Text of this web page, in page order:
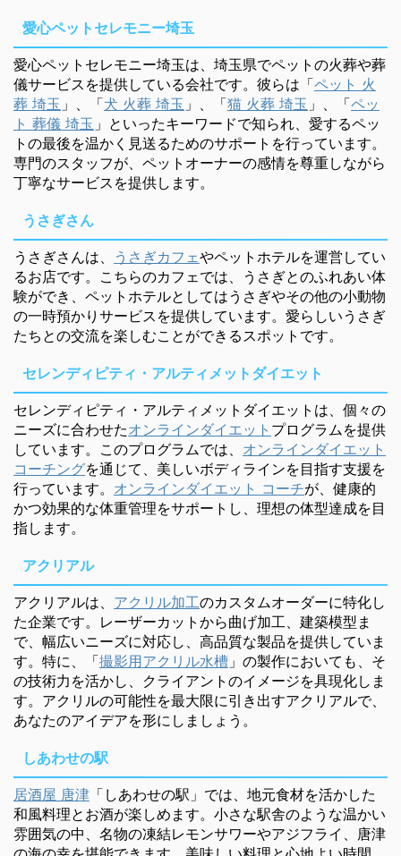
愛心ペットセレモニー埼玉
愛心ペットセレモニー埼玉は、埼玉県でペットの火葬や葬
儀サービスを提供している会社です。彼らは「ペット 火
葬 埼玉 」、「犬 火葬 埼玉 」、「猫 火葬 埼玉 」、「ペッ
ト 葬儀 埼玉 」といったキーワードで知られ、愛するペッ
トの最後を温かく見送るためのサポートを行っています。
専門のスタッフが、ペットオーナーの感情を尊重しながら
丁寧なサービスを提供します。
うさぎさん
うさぎさんは、 うさぎカフェやペットホテルを運営してい
るお店です。こちらのカフェでは、うさぎとのふれあい体
験ができ、ペットホテルとしてはうさぎやその他の小動物
の一時預かりサービスを提供しています。愛らしいうさぎ
たちとの交流を楽しむことができるスポットです。
セレンディピティ・アルティメットダイエット
セレンディピティ・アルティメットダイエットは、個々の
ニーズに合わせたオンラインダイエット プログラムを提供
しています。このプログラムでは、 オンラインダイエット
コーチングを通じて、美しいボディラインを目指す支援を
行っています。 オンラインダイエット コーチが、健康的
かつ効果的な体重管理をサポートし、理想の体型達成を目
指します。
アクリアル
アクリアルは、 アクリル加工のカスタムオーダーに特化し
た企業です。レーザーカットから曲げ加工、建築模型ま
で、幅広いニーズに対応し、高品質な製品を提供していま
す。特に、「撮影用アクリル水槽 」の製作においても、そ
の技術力を活かし、クライアントのイメージを具現化しま
す。アクリルの可能性を最大限に引き出すアクリアルで、
あなたのアイデアを形にしましょう。
しあわせの駅
居酒屋 唐津 「しあわせの駅」では、地元食材を活かした
和風料理とお酒が楽しめます。小さな駅舎のような温かい
雰囲気の中、名物の凍結レモンサワーやアジフライ、唐津